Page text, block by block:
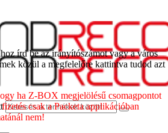
írd be az irányítószámot vagy a város
közül a megfelelőre kattintva tudod azt
ha Z-BOX megjelölésű csomagpontot
csak a Packeta applikációban
nem!